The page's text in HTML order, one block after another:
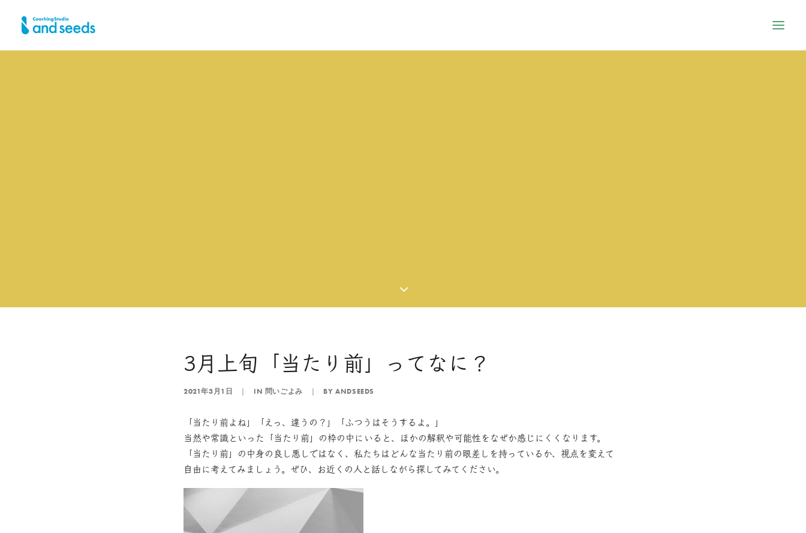
3月上旬「当たり前」ってなに？
2021年3月1日 | IN 問いごよみ | BYANDSEEDS
「当たり前よね」「えっ、違うの？」「ふつうはそうするよ。」
当然や常識といった「当たり前」の枠の中にいると、ほかの解釈や可能性をなぜか感じにくくなります。
「当たり前」の中身の良し悪しではなく、私たちはどんな当たり前の眼差しを持っているか、視点を変えて
自由に考えてみましょう。ぜひ、お近くの人と話しながら探してみてください。